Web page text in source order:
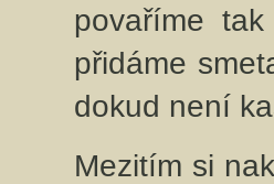
povaříme
přidáme
dokud není
Mezitím si